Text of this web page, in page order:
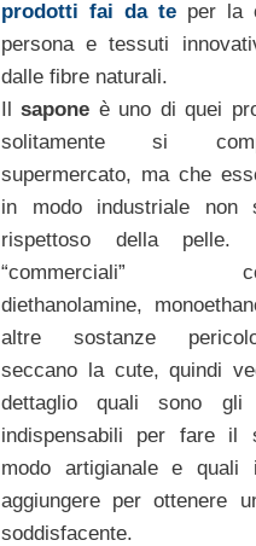
prodotti fai da teper la
persona e tessuti
dalle fibre naturali.
Ilsapone è uno di quei
solitamente si
supermercato, ma che
in modo industriale non
rispettoso della pelle.
“commerciali”
diethanolamine,
altre sostanze
seccano la cute, quindi
dettaglio quali sono gli
indispensabili per fare il
modo artigianale e quali
aggiungere per ottenere
soddisfacente.